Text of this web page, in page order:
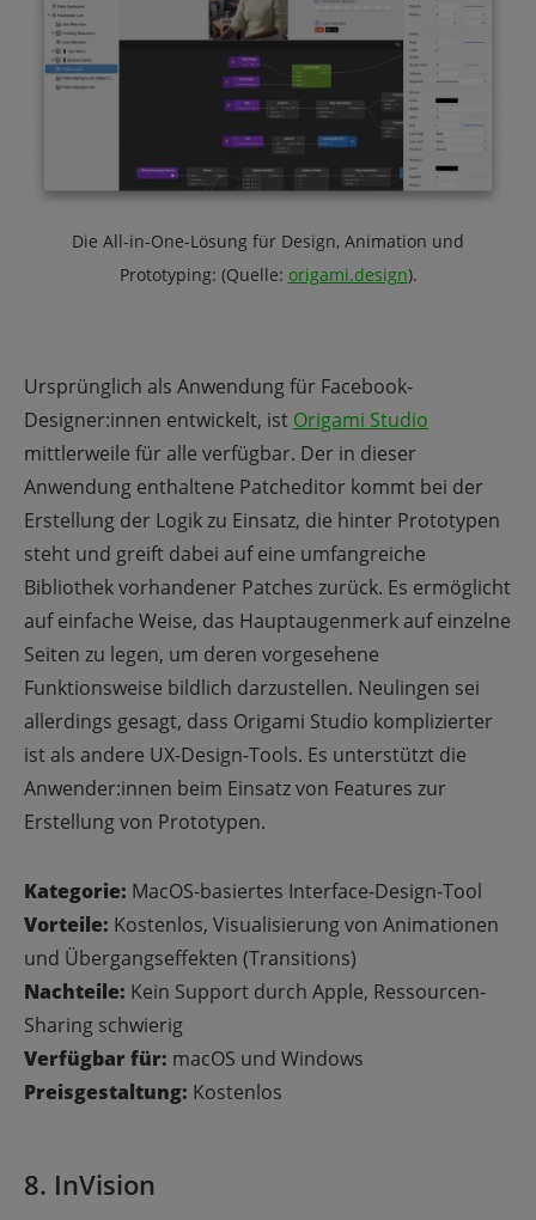
Die All-in-One-Lösung für Design, Animation und
Prototyping: (Quelle: origami.design).
Ursprünglich als Anwendung für Facebook-
Designer:innen entwickelt, ist Origami Studio
mittlerweile für alle verfügbar. Der in dieser
Anwendung enthaltene Patcheditor kommt bei der
Erstellung der Logik zu Einsatz, die hinter Prototypen
steht und greift dabei auf eine umfangreiche
Bibliothek vorhandener Patches zurück. Es ermöglicht
auf einfache Weise, das Hauptaugenmerk auf einzelne
Seiten zu legen, um deren vorgesehene
Funktionsweise bildlich darzustellen. Neulingen sei
allerdings gesagt, dass Origami Studio komplizierter
ist als andere UX-Design-Tools. Es unterstützt die
Anwender:innen beim Einsatz von Features zur
Erstellung von Prototypen.
Kategorie: MacOS-basiertes Interface-Design-Tool
Vorteile: Kostenlos, Visualisierung von Animationen
und Übergangseffekten (Transitions)
Nachteile: Kein Support durch Apple, Ressourcen-
Sharing schwierig
Verfügbar für: macOS und Windows
Preisgestaltung: Kostenlos
8. InVision